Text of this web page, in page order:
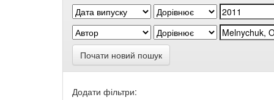
Почати новий пошук
Додати фільтри: